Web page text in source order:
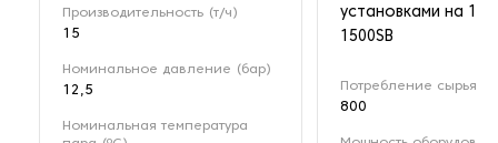
Производительность (т/ч)
15
Номинальное давление (бар)
12,5
Номинальная температура
установками на 1
1500SB
Потребление сырья
800